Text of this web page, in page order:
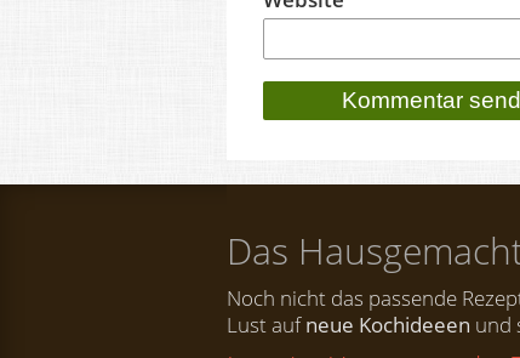
Das
Noch nicht das passende
Lust aufneue Kochideeen und